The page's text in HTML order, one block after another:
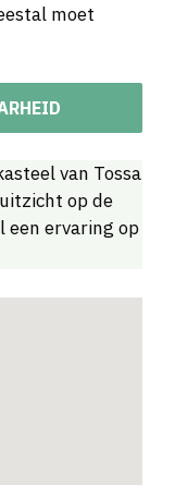
moet
van Tossa
op de
een ervaring op